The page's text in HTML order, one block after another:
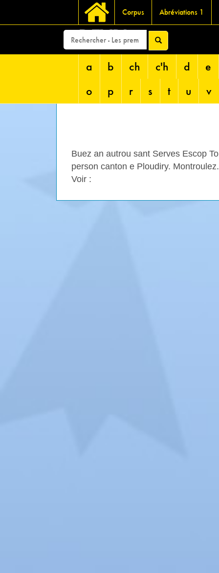
Corpus Abréviations 1
DEVRI
a b ch c'h d
e
o
p r s t u v
Buez an autrou sant Serves Escop
person canton e Ploudiry.
Voir :